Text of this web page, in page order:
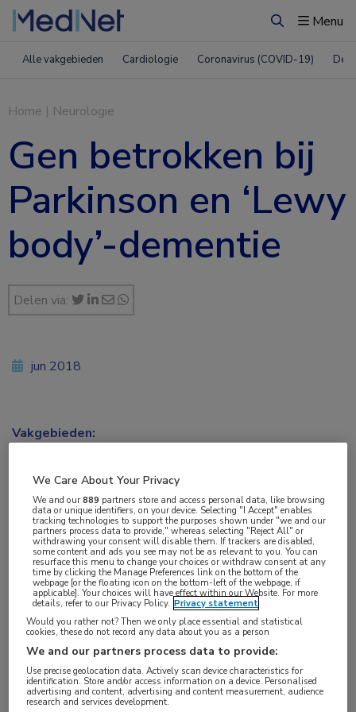
ZoekenMenu
Alle vakgebieden Cardiologie Coronavirus (COVID-19)
Home | Neurologie
Gen betrokken bij
Parkinson en ‘Lewy
body’-dementie
Delen via:
Een fout in hetLRP10-gen kan leiden tot de
ziekte van Parkinson en ‘Lewy body’-dementie, zo
ontdekte een internationaal onderzoeksteam
onder leiding van prof. dr. Vincenzo Bonifati van
jun 2018
Vakgebieden:
Aandachtsgebieden:
Bewegingsstoornissen,Dementie
Tags:
alfa-synucleïne,genetica,lewy body-dementie,Parkinson
We Care About Your Privacy
We and our889 partners store and access personal data, like browsing
data or unique identifiers, on your device. Selecting "I Accept" enables
tracking technologies to support the purposes shown under "we and our
partners process data to provide," whereas selecting "Reject All" or
withdrawing your consent will disable them. If trackers are disabled,
some content and ads you see may not be as relevant to you. You can
resurface this menu to change your choices or withdraw consent at any
time by clicking the Manage Preferences link on the bottom of the
webpage [or the floating icon on the bottom-left of the webpage, if
applicable]. Your choices will have effect within our Website. For more
details, refer to our Privacy Policy. Privacy statement
Would you rather not? Then we only place essential and statistical
cookies, these do not record any data about you as a person
We and our partners process data to provide:
Use precise geolocation data. Actively scan device characteristics for
identification. Store and/or access information on a device. Personalised
advertising and content, advertising and content measurement, audience
research and services development.